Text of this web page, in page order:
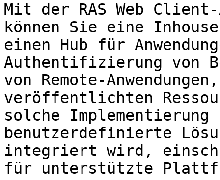
Mit der RAS Web Client-
können Sie eine
einen Hub für
Authentifizierung von
von Remote-
veröffentlichten
solche
benutzerdefinierte
integriert wird,
für unterstützte